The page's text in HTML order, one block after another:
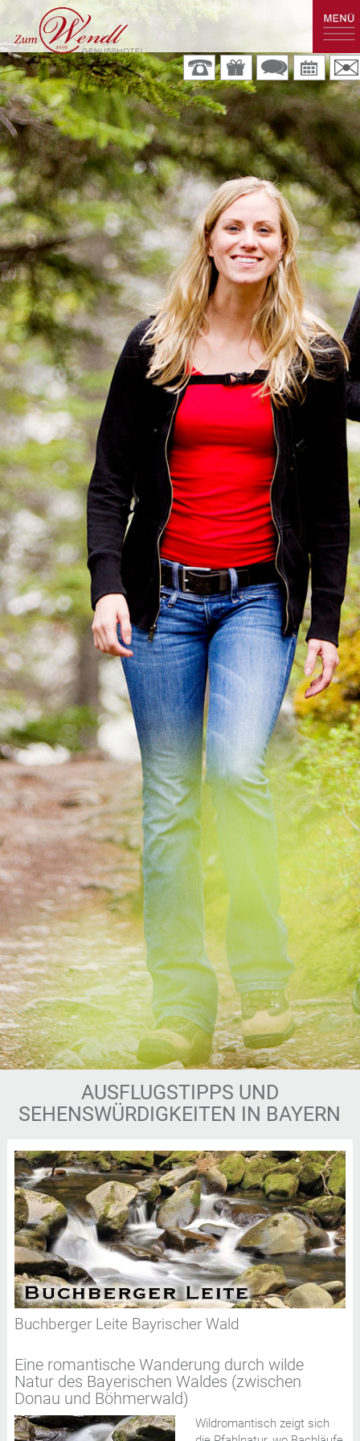
AUSFLUGSTIPPS UND
SEHENSWÜRDIGKEITEN IN BAYERN
Buchberger Leite Bayrischer Wald
Eine romantische Wanderung durch wilde
Natur des Bayerischen Waldes (zwischen
Donau und Böhmerwald)
Wildromantisch zeigt sich